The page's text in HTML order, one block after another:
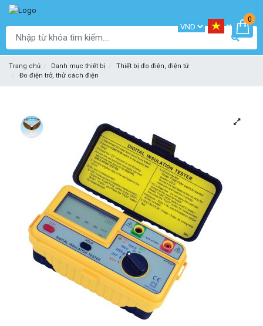
0
Trang chủ Danh mục thiết bị
Thiết bị đo điện, điện tử
Đo điện trở, thử cách điện